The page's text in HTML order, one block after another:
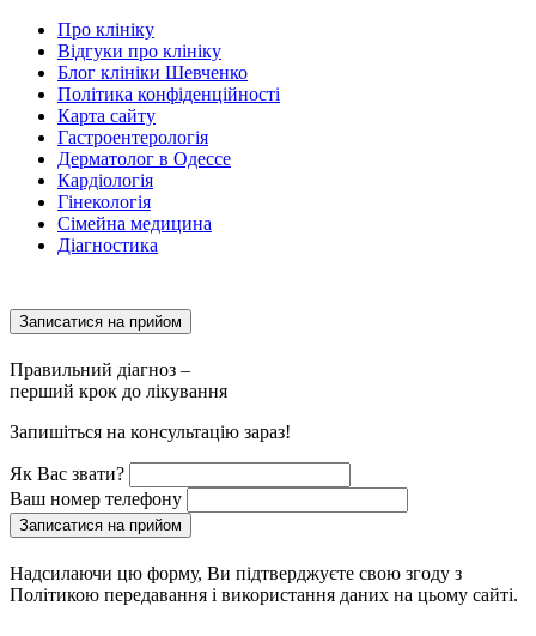
Про клініку
Відгуки про клініку
Блог клініки Шевченко
Політика конфіденційності
Карта сайту
Гастроентерологія
Дерматолог в Одессе
Кардіологія
Гінекологія
Сімейна медицина
Діагностика
Записатися на прийом
Правильний діагноз –
перший крок до лікування
Запишіться на консультацію зараз!
Як Вас звати?
Ваш номер телефону
Записатися на прийом
Надсилаючи цю форму, Ви підтверджуєте свою згоду з
Політикою передавання і використання даних на цьому сайті.